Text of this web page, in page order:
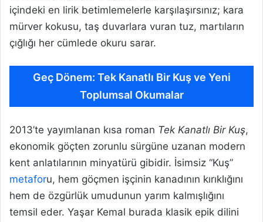
içindeki en lirik betimlemelerle karşılaşırsınız; kara
mürver kokusu, taş duvarlara vuran tuz, martıların
çığlığı her cümlede okuru sarar.
Geç Dönem: Tek Kanatlı Bir Kuş ve Yeni
Toplumsal Okumalar
2013’te yayımlanan kısa roman Tek Kanatlı Bir Kuş,
ekonomik göçten zorunlu sürgüne uzanan modern
kent anlatılarının minyatürü gibidir. İsimsiz “Kuş”
metaforu, hem göçmen işçinin kanadının kırıklığını
hem de özgürlük umudunun yarım kalmışlığını
temsil eder. Yaşar Kemal burada klasik epik dilini